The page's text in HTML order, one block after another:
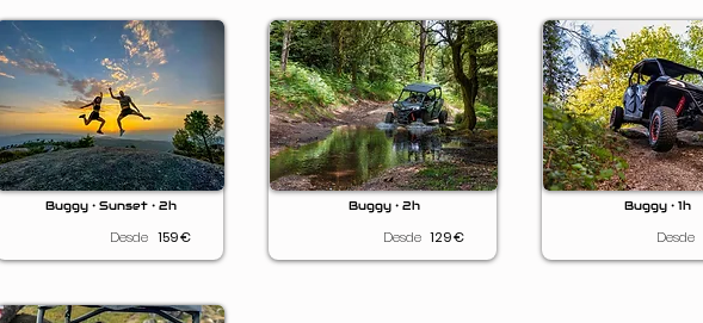
Buggy • Sunset • 2h
Desde 159€
Buggy • 2h
Desde 129€
Buggy • 1h
Desde